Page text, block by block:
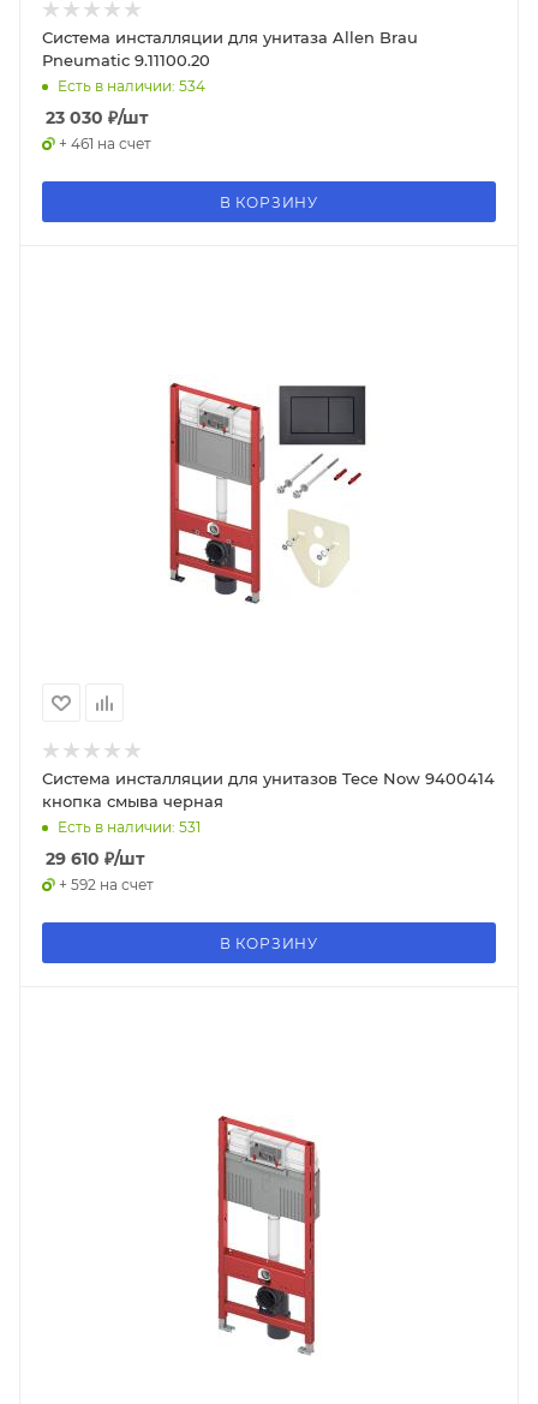
Система инсталляции для унитаза Allen Brau
Pneumatic 9.11100.20
Есть в наличии: 534
23 030 ₽/шт
+ 461 на счет
В КОРЗИНУ
Система инсталляции для унитазов Tece Now 9400414
кнопка смыва черная
Есть в наличии: 531
29 610 ₽/шт
+ 592 на счет
В КОРЗИНУ